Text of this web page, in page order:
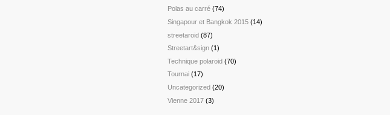
Polas au carré (74)
Singapour et Bangkok 2015 (14)
streetaroid (87)
Streetart&sign (1)
Technique polaroid (70)
Tournai (17)
Uncategorized (20)
Vienne 2017 (3)